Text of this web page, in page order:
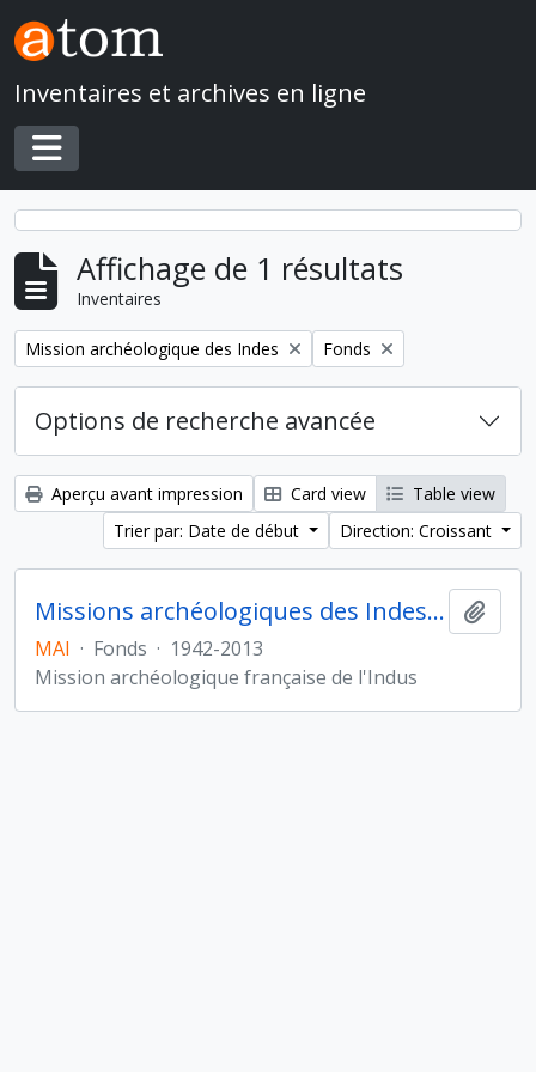
Skip to main content
Inventaires et archives en ligne
Toggle navigation
Affichage de 1 résultats
Inventaires
Remove filter:
Mission archéologique des Indes Remove filter:
Fonds
Options de recherche avancée
Aperçu avant impression Card view
Table view
Trier par: Date de début
Direction: Croissant
Missions archéologiques des Indes et de l'Indus
MAI · Fonds · 1942-2013
Mission archéologique française de l'Indus